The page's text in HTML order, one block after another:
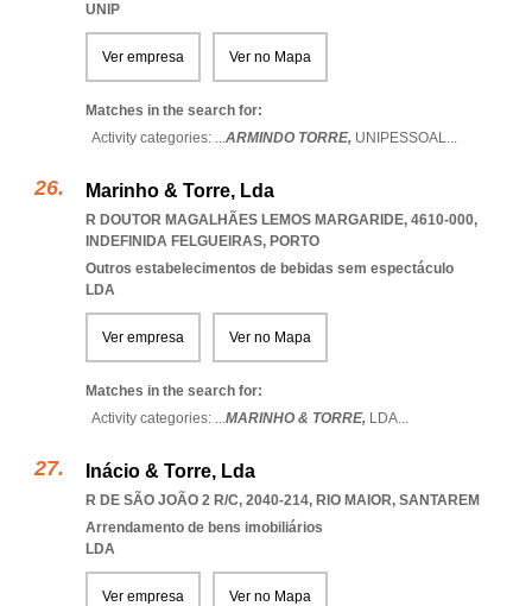
UNIP
Ver empresa Ver no Mapa
Matches in the search for:
Activity categories: ...ARMINDO TORRE, UNIPESSOAL...
Marinho & Torre, Lda
R DOUTOR MAGALHÃES LEMOS MARGARIDE, 4610-000,
INDEFINIDA FELGUEIRAS, PORTO
Outros estabelecimentos de bebidas sem espectáculo
LDA
Ver empresa Ver no Mapa
Matches in the search for:
Activity categories: ...MARINHO & TORRE, LDA...
Inácio & Torre, Lda
R DE SÃO JOÃO 2 R/C, 2040-214, RIO MAIOR, SANTAREM
Arrendamento de bens imobiliários
LDA
Ver empresa Ver no Mapa